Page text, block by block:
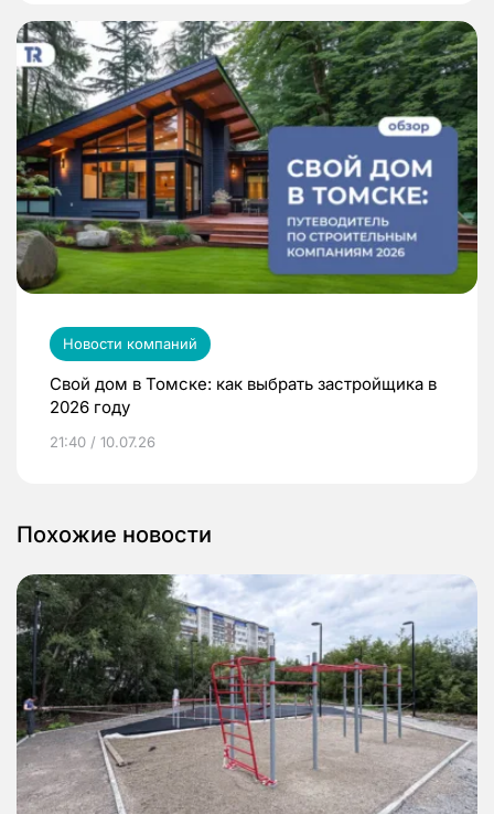
Новости компаний
Свой дом в Томске: как выбрать застройщика в
2026 году
21:40 / 10.07.26
Похожие новости